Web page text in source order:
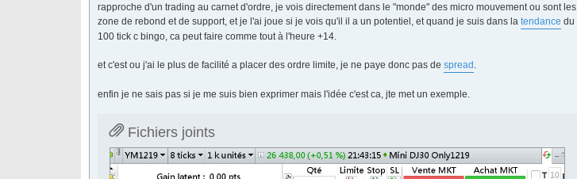
rapproche d'un trading au carnet d'ordre, je vois directement dans le "monde" des micro mouvement ou sont les
zone de rebond et de support, et je l'ai joue si je vois qu'il il a un potentiel, et quand je suis dans la tendance du
100 tick c bingo, ca peut faire comme tout à l'heure +14.
et c'est ou j'ai le plus de facilité a placer des ordre limite, je ne paye donc pas de spread .
enfin je ne sais pas si je me suis bien exprimer mais l'idée c'est ca, jte met un exemple.
Fichiers joints